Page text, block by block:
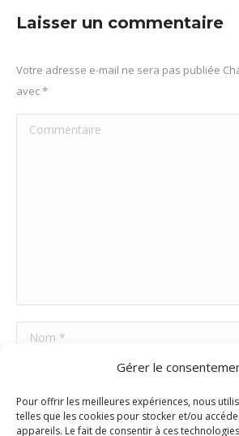
Gérer le
Pour offrir les meilleures expériences, nous
telles que les cookies pour stocker et/ou
appareils. Le fait de consentir à ces
Laisser un commentaire
Votre adresse e-mail ne sera pas publiée
avec*
Commentaire
Nom *
Site Web